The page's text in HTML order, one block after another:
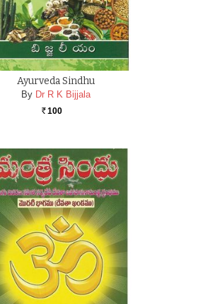
Ayurveda Sindhu
By Dr R K Bijjala
Rs. 100